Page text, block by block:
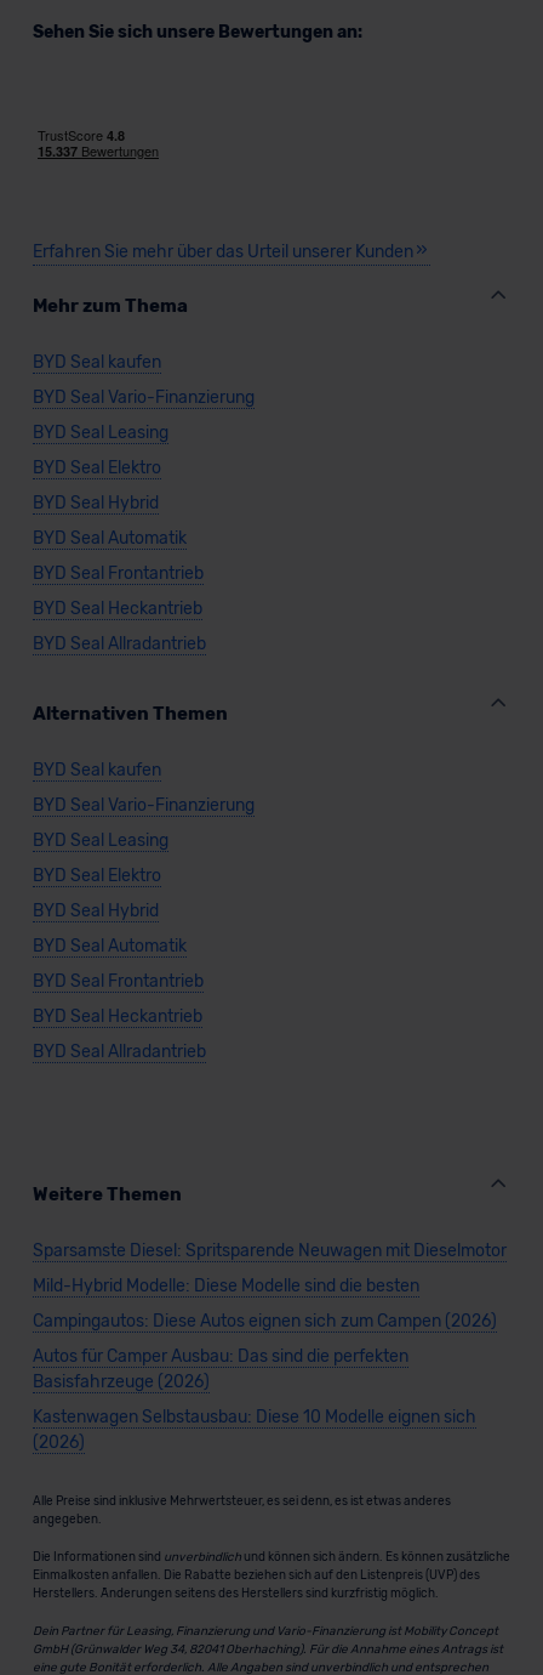
Sehen Sie sich unsere Bewertungen an:
Erfahren Sie mehr über das Urteil unserer Kunden
Mehr zum Thema
BYD Seal kaufen
BYD Seal Vario-Finanzierung
BYD Seal Leasing
BYD Seal Elektro
BYD Seal Hybrid
BYD Seal Automatik
BYD Seal Frontantrieb
BYD Seal Heckantrieb
BYD Seal Allradantrieb
Alternativen Themen
BYD Seal kaufen
BYD Seal Vario-Finanzierung
BYD Seal Leasing
BYD Seal Elektro
BYD Seal Hybrid
BYD Seal Automatik
BYD Seal Frontantrieb
BYD Seal Heckantrieb
BYD Seal Allradantrieb
Weitere Themen
Sparsamste Diesel: Spritsparende Neuwagen mit Dieselmotor
Mild-Hybrid Modelle: Diese Modelle sind die besten
Campingautos: Diese Autos eignen sich zum Campen (2026)
Autos für Camper Ausbau: Das sind die perfekten
Basisfahrzeuge (2026)
Kastenwagen Selbstausbau: Diese 10 Modelle eignen sich
(2026)
Alle Preise sind inklusive Mehrwertsteuer, es sei denn, es ist etwas anderes
angegeben.
Die Informationen sind unverbindlichund können sich ändern. Es können zusätzliche
Einmalkosten anfallen. Die Rabatte beziehen sich auf den Listenpreis (UVP) des
Herstellers. Änderungen seitens des Herstellers sind kurzfristig möglich.
Dein Partner für Leasing, Finanzierung und Vario-Finanzierung ist Mobility Concept
GmbH (Grünwalder Weg 34, 82041 Oberhaching). Für die Annahme eines Antrags ist
eine gute Bonität erforderlich. Alle Angaben sind unverbindlich und entsprechen